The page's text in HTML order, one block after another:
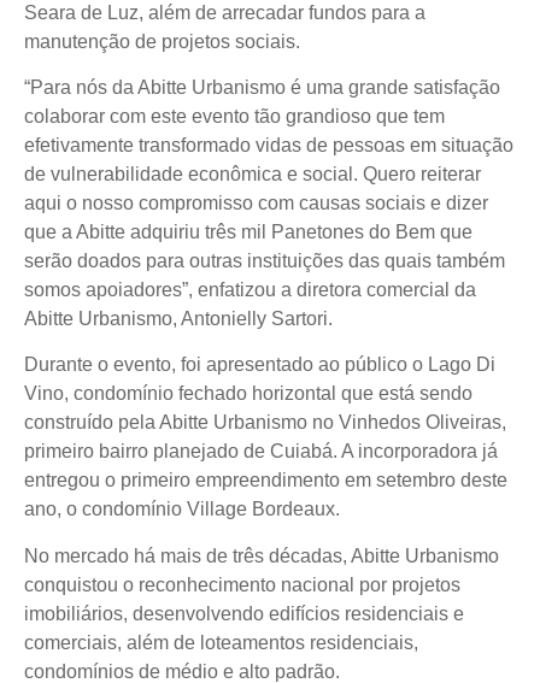
Seara de Luz, além de arrecadar fundos para a
manutenção de projetos sociais.
“Para nós da Abitte Urbanismo é uma grande satisfação
colaborar com este evento tão grandioso que tem
efetivamente transformado vidas de pessoas em situação
de vulnerabilidade econômica e social. Quero reiterar
aqui o nosso compromisso com causas sociais e dizer
que a Abitte adquiriu três mil Panetones do Bem que
serão doados para outras instituições das quais também
somos apoiadores”, enfatizou a diretora comercial da
Abitte Urbanismo, Antonielly Sartori.
Durante o evento, foi apresentado ao público o Lago Di
Vino, condomínio fechado horizontal que está sendo
construído pela Abitte Urbanismo no Vinhedos Oliveiras,
primeiro bairro planejado de Cuiabá. A incorporadora já
entregou o primeiro empreendimento em setembro deste
ano, o condomínio Village Bordeaux.
No mercado há mais de três décadas, Abitte Urbanismo
conquistou o reconhecimento nacional por projetos
imobiliários, desenvolvendo edifícios residenciais e
comerciais, além de loteamentos residenciais,
condomínios de médio e alto padrão.